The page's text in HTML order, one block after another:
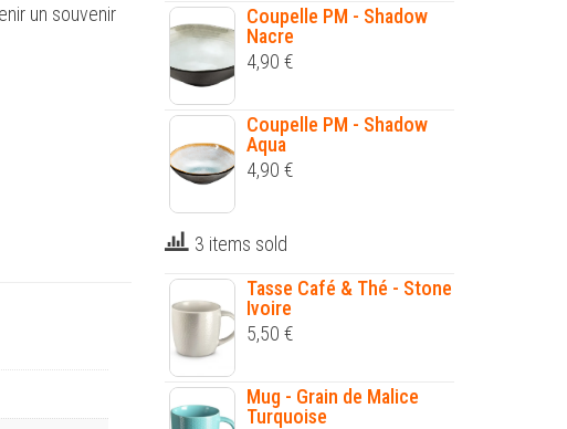
un souvenir
Coupelle PM - Shadow
Nacre
4,90 €
Coupelle PM - Shadow
Aqua
4,90 €
3 items sold
Tasse Café & Thé - Stone
Ivoire
5,50 €
Mug - Grain de Malice
Turquoise